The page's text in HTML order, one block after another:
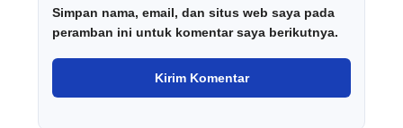
Simpan nama, email, dan situs web saya pada
peramban ini untuk komentar saya berikutnya.